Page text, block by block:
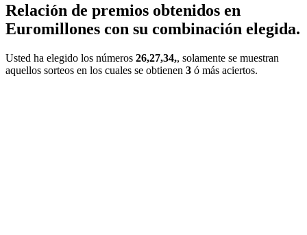
Relación de premios obtenidos en
Euromillones con su combinación elegida.
Usted ha elegido los números 26,27,34,, solamente se muestran
aquellos sorteos en los cuales se obtienen 3 ó más aciertos.